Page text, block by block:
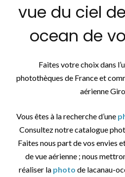
vue du ciel
ocean de
Faites votre choix dans
photothèques de France et
aérienne
Vous êtes à la recherche d’une
Consultez notre catalogue
Faites nous part de vos envies
de vue aérienne ; nous
réaliser la photo de lacanau-